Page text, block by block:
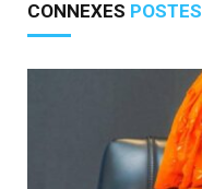
CONNEXES POSTES